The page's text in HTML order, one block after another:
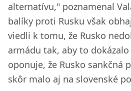
alternatívu," poznamenal
balíky proti Rusku však
viedli k tomu, že Rusko
armádu tak, aby to
oponuje, že Rusko sankčná
skôr malo aj na slovenské